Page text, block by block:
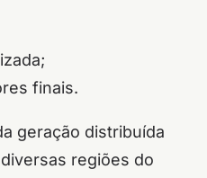
finais.
geração distribuída
regiões do